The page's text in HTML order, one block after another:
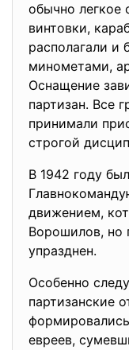
обычно легкое
винтовки,
располагали и
минометами,
Оснащение
партизан. Все
принимали
строгой
В 1942 году
движением,
Ворошилов, но
упразднен.
Особенно
партизанские
евреев,